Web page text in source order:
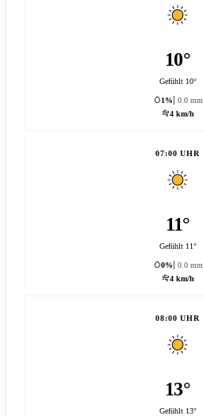
10°
Gefühlt 10°
1%
0.0 mm
4 km/h
07:00 UHR
11°
Gefühlt 11°
0%
0.0 mm
4 km/h
08:00 UHR
13°
Gefühlt 13°